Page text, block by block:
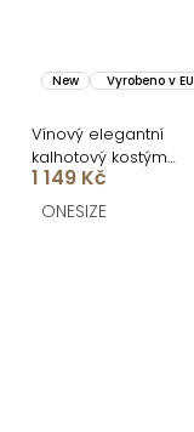
New Vyrobeno v EU
Vínový elegantní
kalhotový kostým
STRENEA
1 149 Kč
ONESIZE